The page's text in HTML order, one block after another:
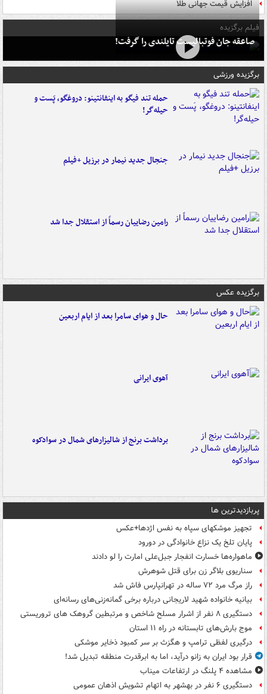
افزایش قیمت جهانی طلا
فیلم برگزیده
صاعقه جان فوتبالیست تایلندی را گرفت!
برگزیده ورزشی
حمله تند فیگو به اینفانتینو: دروغگو، پَست‌ و
حیله‌گر!
جنجال جدید نیمار در برزیل +فیلم
رامین رضاییان رسماً از استقلال جدا شد
برگزیده عکس
حال و هوای سامرا بعد از ایام اربعین
آهوی ایرانی
برداشت برنج از شالیزارهای شمال در سوادکوه
پربازدیدترین ها
تجهیز موشکهای سپاه به نفس اژدها+عکس
پایان تلخ یک نزاع خانوادگی در دورود
ماهواره‌ها خسارت انفجار جبل‌علی امارت را لو دادند
سناریوی بلاگر زن برای قتل شوهرش
راز مرگ مرد ۷۲ ساله در تهرانپارس فاش شد
بیانیه خانواده شهید لاریجانی درباره برخی گمانه‌زنی‌های رسانه‌ای
دستگیری ۸ نفر از اشرار مسلح شاخص و مرتبطین گروهک های تروریستی
موج بارش‌های تابستانه در راه ۱۱ استان
درگیری لفظی ترامپ و هگزث بر سر کمبود ذخایر موشکی
قرار بود ایران به زانو درآید، اما به ابرقدرت منطقه تبدیل شد!
مشاهده ۴ پلنگ در ارتفاعات میناب
دستگیری ۶ نفر در بهشهر به اتهام تشویش اذهان عمومی